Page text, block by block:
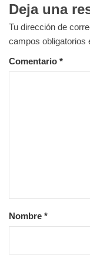
Deja una
Tu dirección de
campos obligatorios
Comentario *
Nombre *